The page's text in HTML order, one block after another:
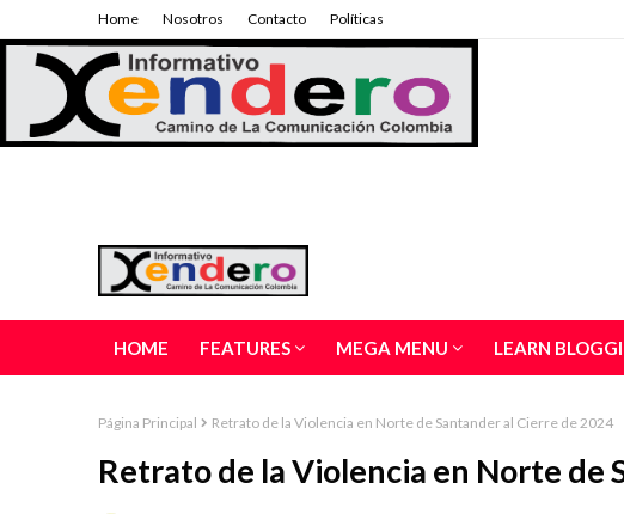
Home Nosotros Contacto Políticas
HOME FEATURES MEGA MENU LEARN
Página Principal Retrato de la Violencia en Norte de Santander al Cierre de 2024
Retrato de la Violencia en Norte de